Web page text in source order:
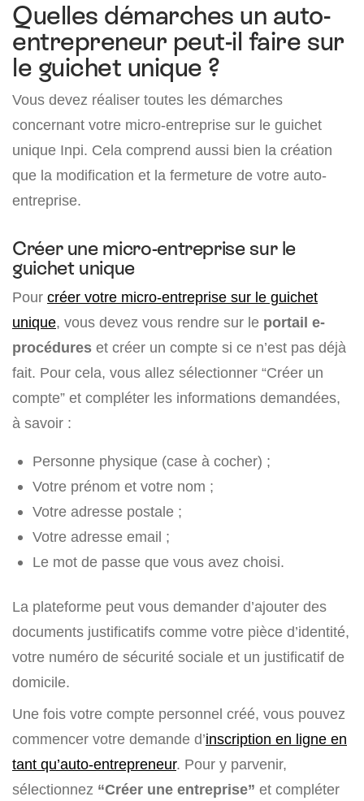
Quelles démarches un auto-
entrepreneur peut-il faire sur
le guichet unique ?
Vous devez réaliser toutes les démarches
concernant votre micro-entreprise sur le guichet
unique Inpi. Cela comprend aussi bien la création
que la modification et la fermeture de votre auto-
entreprise.
Créer une micro-entreprise sur le
guichet unique
Pour créer votre micro-entreprise sur le guichet
unique, vous devez vous rendre sur le portail e-
procédures et créer un compte si ce n’est pas déjà
fait. Pour cela, vous allez sélectionner “Créer un
compte” et compléter les informations demandées,
à savoir :
Personne physique (case à cocher) ;
Votre prénom et votre nom ;
Votre adresse postale ;
Votre adresse email ;
Le mot de passe que vous avez choisi.
La plateforme peut vous demander d’ajouter des
documents justificatifs comme votre pièce d’identité,
votre numéro de sécurité sociale et un justificatif de
domicile.
Une fois votre compte personnel créé, vous pouvez
commencer votre demande d’inscription en ligne en
tant qu’auto-entrepreneur. Pour y parvenir,
sélectionnez “Créer une entreprise” et compléter